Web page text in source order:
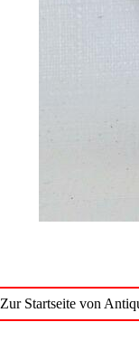
Zur Startseite von